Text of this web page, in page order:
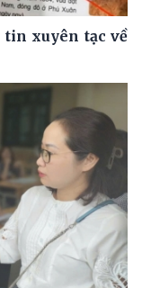
xuyên tạc về